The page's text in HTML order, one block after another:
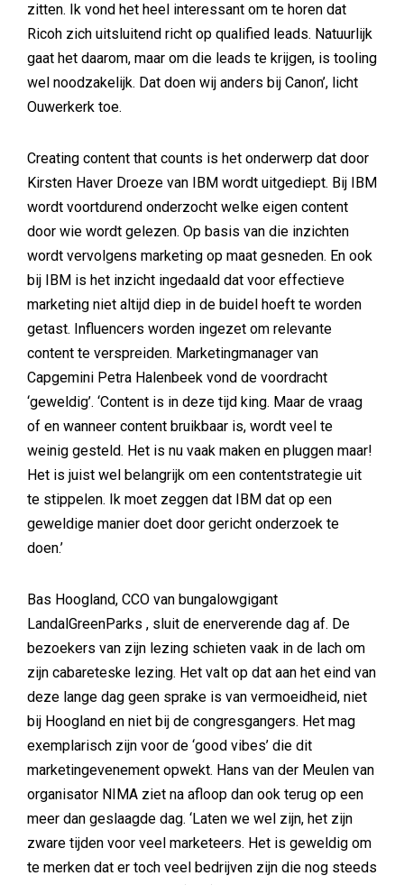
zitten. Ik vond het heel interessant om te horen dat
Ricoh zich uitsluitend richt op qualified leads. Natuurlijk
gaat het daarom, maar om die leads te krijgen, is tooling
wel noodzakelijk. Dat doen wij anders bij Canon’, licht
Ouwerkerk toe.
Creating content that counts is het onderwerp dat door
Kirsten Haver Droeze van IBM wordt uitgediept. Bij IBM
wordt voortdurend onderzocht welke eigen content
door wie wordt gelezen. Op basis van die inzichten
wordt vervolgens marketing op maat gesneden. En ook
bij IBM is het inzicht ingedaald dat voor effectieve
marketing niet altijd diep in de buidel hoeft te worden
getast. Influencers worden ingezet om relevante
content te verspreiden. Marketingmanager van
Capgemini Petra Halenbeek vond de voordracht
‘geweldig’. ‘Content is in deze tijd king. Maar de vraag
of en wanneer content bruikbaar is, wordt veel te
weinig gesteld. Het is nu vaak maken en pluggen maar!
Het is juist wel belangrijk om een contentstrategie uit
te stippelen. Ik moet zeggen dat IBM dat op een
geweldige manier doet door gericht onderzoek te
doen.’
Bas Hoogland, CCO van bungalowgigant
LandalGreenParks , sluit de enerverende dag af. De
bezoekers van zijn lezing schieten vaak in de lach om
zijn cabareteske lezing. Het valt op dat aan het eind van
deze lange dag geen sprake is van vermoeidheid, niet
bij Hoogland en niet bij de congresgangers. Het mag
exemplarisch zijn voor de ‘good vibes’ die dit
marketingevenement opwekt. Hans van der Meulen van
organisator NIMA ziet na afloop dan ook terug op een
meer dan geslaagde dag. ‘Laten we wel zijn, het zijn
zware tijden voor veel marketeers. Het is geweldig om
te merken dat er toch veel bedrijven zijn die nog steeds